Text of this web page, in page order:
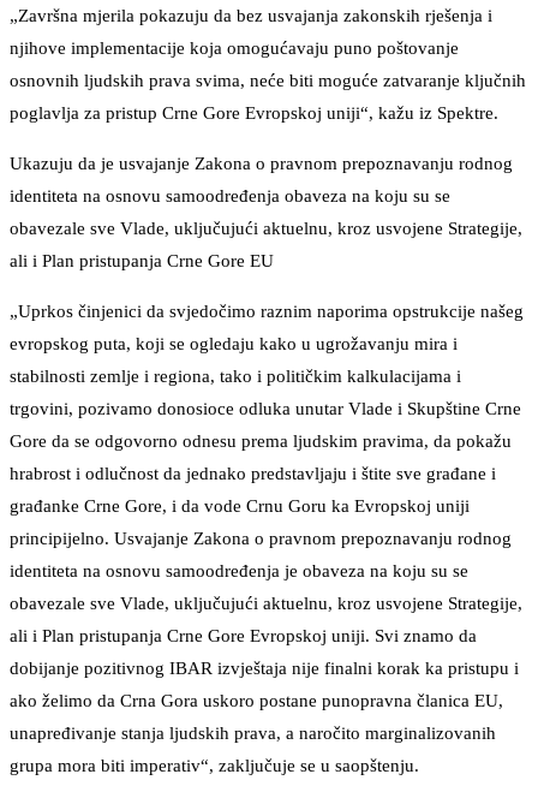
„Završna mjerila pokazuju da bez usvajanja zakonskih rješenja i
njihove implementacije koja omogućavaju puno poštovanje
osnovnih ljudskih prava svima, neće biti moguće zatvaranje ključnih
poglavlja za pristup Crne Gore Evropskoj uniji“, kažu iz Spektre.
Ukazuju da je usvajanje Zakona o pravnom prepoznavanju rodnog
identiteta na osnovu samoodređenja obaveza na koju su se
obavezale sve Vlade, uključujući aktuelnu, kroz usvojene Strategije,
ali i Plan pristupanja Crne Gore EU
„Uprkos činjenici da svjedočimo raznim naporima opstrukcije našeg
evropskog puta, koji se ogledaju kako u ugrožavanju mira i
stabilnosti zemlje i regiona, tako i političkim kalkulacijama i
trgovini, pozivamo donosioce odluka unutar Vlade i Skupštine Crne
Gore da se odgovorno odnesu prema ljudskim pravima, da pokažu
hrabrost i odlučnost da jednako predstavljaju i štite sve građane i
građanke Crne Gore, i da vode Crnu Goru ka Evropskoj uniji
principijelno. Usvajanje Zakona o pravnom prepoznavanju rodnog
identiteta na osnovu samoodređenja je obaveza na koju su se
obavezale sve Vlade, uključujući aktuelnu, kroz usvojene Strategije,
ali i Plan pristupanja Crne Gore Evropskoj uniji. Svi znamo da
dobijanje pozitivnog IBAR izvještaja nije finalni korak ka pristupu i
ako želimo da Crna Gora uskoro postane punopravna članica EU,
unapređivanje stanja ljudskih prava, a naročito marginalizovanih
grupa mora biti imperativ“, zaključuje se u saopštenju.